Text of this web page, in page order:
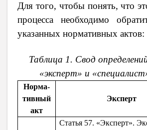
Для того, чтобы понять, что
процесса необходимо
указанных нормативных актов:
Таблица 1. Свод
«эксперт» и
Норма-
тивный
акт
Эксперт
Статья 57. «Эксперт».